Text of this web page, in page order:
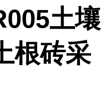
土壤
根砖采